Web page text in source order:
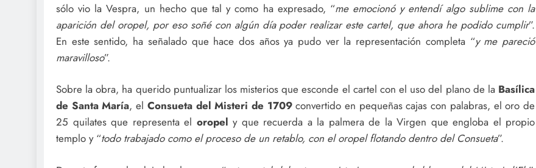
sólo vio la Vespra, un hecho que tal y como ha expresado, “me emocionó y entendí algo sublime con la
aparición del oropel, por eso soñé con algún día poder realizar este cartel, que ahora he podido cumplir”.
En este sentido, ha señalado que hace dos años ya pudo ver la representación completa “y me pareció
maravilloso”.
Sobre la obra, ha querido puntualizar los misterios que esconde el cartel con el uso del plano de la Basílica
de Santa María, el Consueta del Misteri de 1709convertido en pequeñas cajas con palabras, el oro de
25 quilates que representa el oropel y que recuerda a la palmera de la Virgen que engloba el propio
templo y “todo trabajado como el proceso de un retablo, con el oropel flotando dentro del Consueta”.